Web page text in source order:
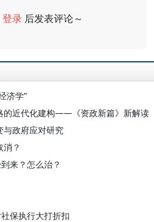
登录 后发表评论～
济学”
的近代化建构——《资政新篇》新解读
与政府应对研究
？
来？怎么治？
保执行大打折扣